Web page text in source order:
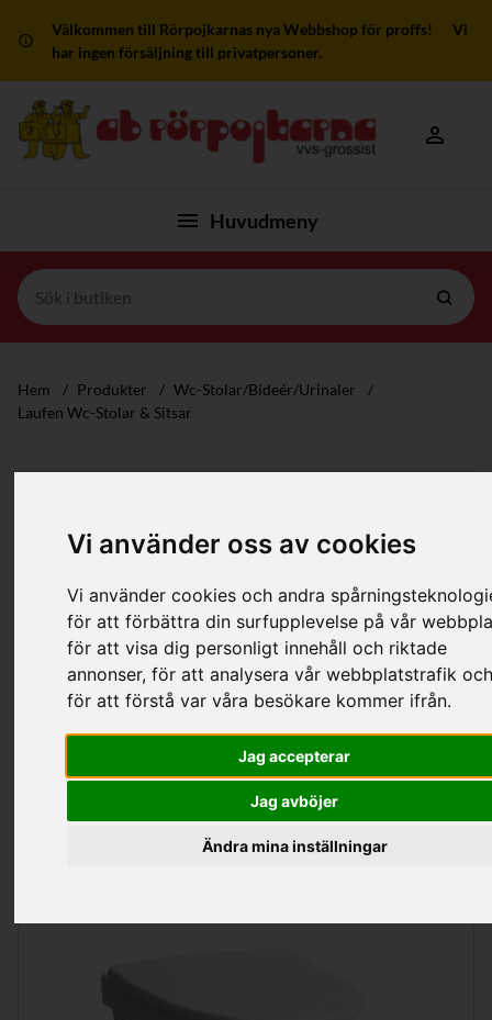
Vi använder oss av cookies
Vi använder cookies och andra
för att förbättra din surfupplevelse på vår
för att visa dig personligt innehåll och riktade
annonser, för att analysera vår webbplatstrafik
för att förstå var våra besökare kommer ifrån.
Jag accepterar
Jag avböjer
Ändra mina inställningar
Välkommen till Rörpojkarnas nya Webbshop för proffs! Vi
har ingen försäljning till privatpersoner.
Mitt
Huvudmeny
Hem / Produkter / Wc-Stolar/Bideér/Urinaler
/
Laufen Wc-Stolar & Sitsar
Kategorier
Laufen Wc-Stolar & Sitsar
Visa